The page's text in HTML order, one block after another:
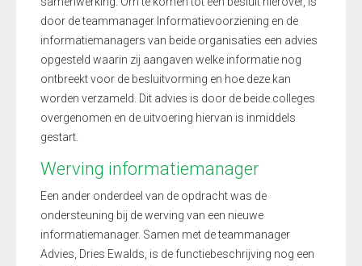
door de teammanager Informatievoorziening en de
informatiemanagers van beide organisaties een advies
opgesteld waarin zij aangaven welke informatie nog
ontbreekt voor de besluitvorming en hoe deze kan
worden verzameld. Dit advies is door de beide colleges
overgenomen en de uitvoering hiervan is inmiddels
gestart.
Werving informatiemanager
Een ander onderdeel van de opdracht was de
ondersteuning bij de werving van een nieuwe
informatiemanager. Samen met de teammanager
Advies, Dries Ewalds, is de functiebeschrijving nog een